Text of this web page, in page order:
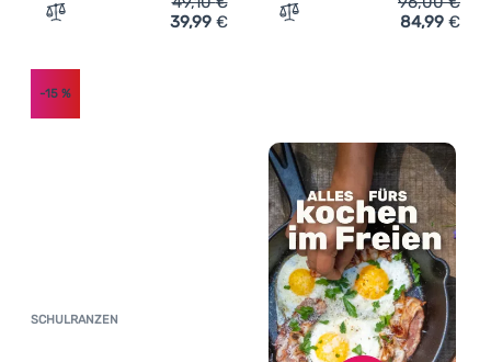
Zum Vergleich 'Kinderrucksack Boll Roo 12l' hinzufügen
39,99 € Zum Vergleich84,99 €
SCHULRANZEN Kundenbewertung
-15 %